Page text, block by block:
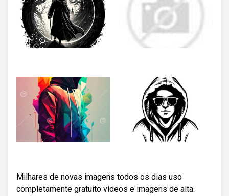
Milhares de novas imagens todos os dias uso
completamente gratuito vídeos e imagens de alta.